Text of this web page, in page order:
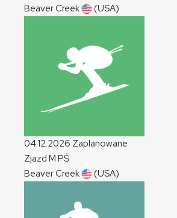
Beaver Creek
(USA)
04.12.2026 Zaplanowane
Zjazd M PŚ
Beaver Creek
(USA)